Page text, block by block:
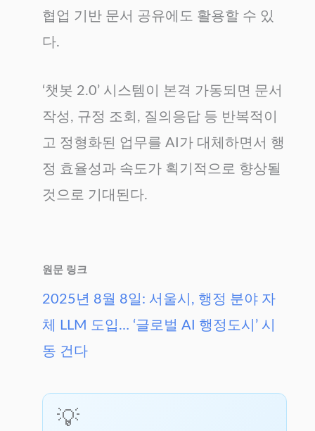
협업 기반 문서 공유에도 활용할 수 있
다.
‘챗봇 2.0’ 시스템이 본격 가동되면 문서
작성, 규정 조회, 질의응답 등 반복적이
고 정형화된 업무를 AI가 대체하면서 행
정 효율성과 속도가 획기적으로 향상될
것으로 기대된다.
원문 링크
2025년 8월 8일: 서울시, 행정 분야 자
체 LLM 도입… ‘글로벌 AI 행정도시’ 시
동 건다
💡